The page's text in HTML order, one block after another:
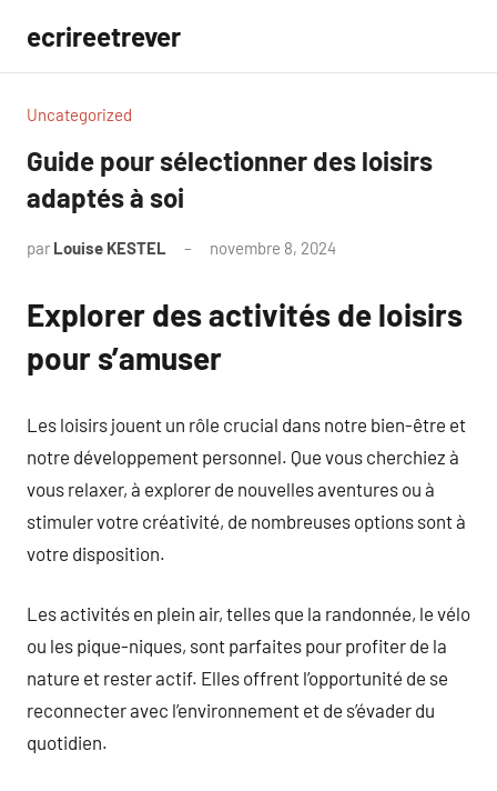
contenu
ecrireetrever
Uncategorized
Guide pour sélectionner des loisirs
adaptés à soi
par Louise KESTEL novembre 8, 2024
Explorer des activités de loisirs
pour s’amuser
Les loisirs jouent un rôle crucial dans notre bien-être et
notre développement personnel. Que vous cherchiez à
vous relaxer, à explorer de nouvelles aventures ou à
stimuler votre créativité, de nombreuses options sont à
votre disposition.
Les activités en plein air, telles que la randonnée, le vélo
ou les pique-niques, sont parfaites pour profiter de la
nature et rester actif. Elles offrent l’opportunité de se
reconnecter avec l’environnement et de s’évader du
quotidien.